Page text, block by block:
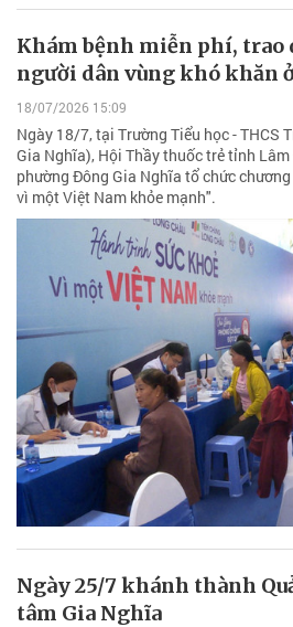
Khám bệnh miễn phí, trao
người dân vùng khó khăn
18/07/2026 15:09
Ngày 18/7, tại Trường Tiểu học - THCS
Gia Nghĩa), Hội Thầy thuốc trẻ tỉnh
phường Đông Gia Nghĩa tổ chức
vì một Việt Nam khỏe mạnh".
Ngày 25/7 khánh thành
tâm Gia Nghĩa